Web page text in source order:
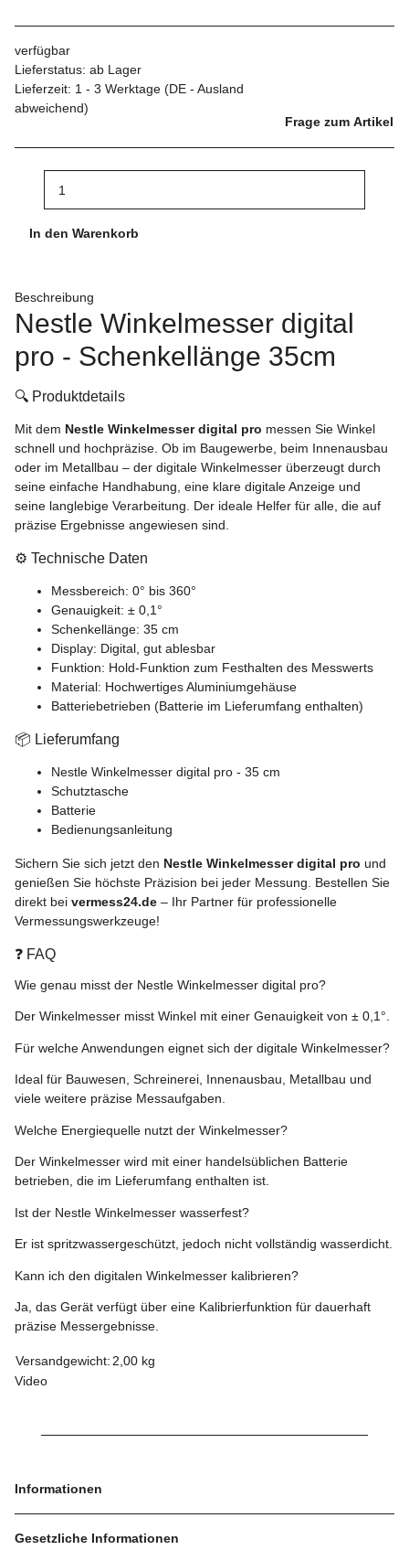
verfügbar
Lieferstatus: ab Lager
Lieferzeit: 1 - 3 Werktage (DE - Ausland
abweichend)
Frage zum Artikel
In den Warenkorb
Beschreibung
Nestle Winkelmesser digital
pro - Schenkellänge 35cm
🔍 Produktdetails
Mit dem Nestle Winkelmesser digital pro messen Sie Winkel
schnell und hochpräzise. Ob im Baugewerbe, beim Innenausbau
oder im Metallbau – der digitale Winkelmesser überzeugt durch
seine einfache Handhabung, eine klare digitale Anzeige und
seine langlebige Verarbeitung. Der ideale Helfer für alle, die auf
präzise Ergebnisse angewiesen sind.
⚙️ Technische Daten
Messbereich: 0° bis 360°
Genauigkeit: ± 0,1°
Schenkellänge: 35 cm
Display: Digital, gut ablesbar
Funktion: Hold-Funktion zum Festhalten des Messwerts
Material: Hochwertiges Aluminiumgehäuse
Batteriebetrieben (Batterie im Lieferumfang enthalten)
📦 Lieferumfang
Nestle Winkelmesser digital pro - 35 cm
Schutztasche
Batterie
Bedienungsanleitung
Sichern Sie sich jetzt den Nestle Winkelmesser digital pro und
genießen Sie höchste Präzision bei jeder Messung. Bestellen Sie
direkt bei vermess24.de – Ihr Partner für professionelle
Vermessungswerkzeuge!
❓ FAQ
Wie genau misst der Nestle Winkelmesser digital pro?
Der Winkelmesser misst Winkel mit einer Genauigkeit von ± 0,1°.
Für welche Anwendungen eignet sich der digitale Winkelmesser?
Ideal für Bauwesen, Schreinerei, Innenausbau, Metallbau und
viele weitere präzise Messaufgaben.
Welche Energiequelle nutzt der Winkelmesser?
Der Winkelmesser wird mit einer handelsüblichen Batterie
betrieben, die im Lieferumfang enthalten ist.
Ist der Nestle Winkelmesser wasserfest?
Er ist spritzwassergeschützt, jedoch nicht vollständig wasserdicht.
Kann ich den digitalen Winkelmesser kalibrieren?
Ja, das Gerät verfügt über eine Kalibrierfunktion für dauerhaft
präzise Messergebnisse.
Versandgewicht:2,00 kg
Video
Informationen
Gesetzliche Informationen